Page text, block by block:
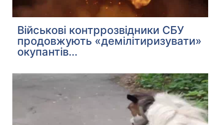
Військові контррозвідники СБУ
продовжують «демілітиризувати»
окупантів...